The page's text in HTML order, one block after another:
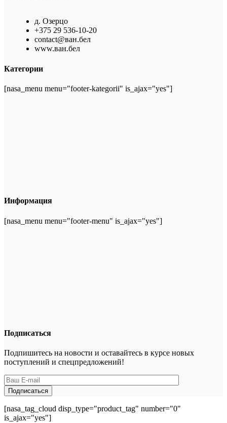
д. Озерцо
+375 29 536-10-20
contact@ван.бел
www.ван.бел
Категории
[nasa_menu menu="footer-kategorii" is_ajax="yes"]
Информация
[nasa_menu menu="footer-menu" is_ajax="yes"]
Подписаться
Подпишитесь на новости и оставайтесь в курсе новых
поступлений и спецпредложений!
[nasa_tag_cloud disp_type="product_tag" number="0"
is_ajax="yes"]